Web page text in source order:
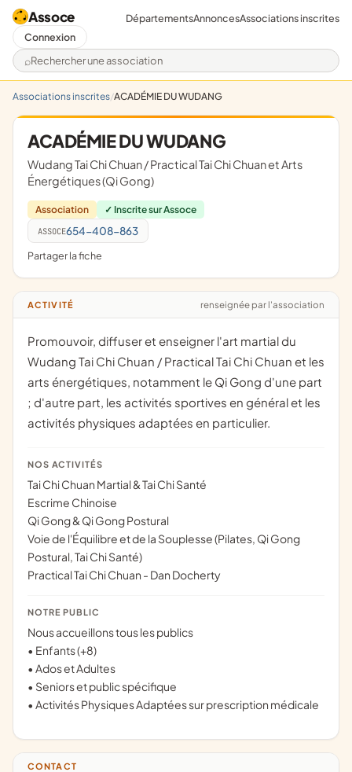
Assoce
Rechercher une association
DépartementsAnnoncesAssociations inscrites
Connexion
Associations inscrites ACADÉMIE DU WUDANG
ACADÉMIE DU WUDANG
Wudang Tai Chi Chuan / Practical Tai Chi Chuan et Arts
Énergétiques (Qi Gong)
Association ✓ Inscrite sur Assoce
ASSOCE654-408-863
Partager la fiche
CONTACT
ACTIVITÉ renseignée par l'association
Promouvoir, diffuser et enseigner l'art martial du
Wudang Tai Chi Chuan / Practical Tai Chi Chuan et les
arts énergétiques, notamment le Qi Gong d'une part
; d'autre part, les activités sportives en général et les
activités physiques adaptées en particulier.
NOS ACTIVITÉS
Tai Chi Chuan Martial & Tai Chi Santé
Escrime Chinoise
Qi Gong & Qi Gong Postural
Voie de l'Équilibre et de la Souplesse (Pilates, Qi Gong
Postural, Tai Chi Santé)
Practical Tai Chi Chuan - Dan Docherty
NOTRE PUBLIC
Nous accueillons tous les publics
• Enfants (+8)
• Ados et Adultes
• Seniors et public spécifique
• Activités Physiques Adaptées sur prescription médicale